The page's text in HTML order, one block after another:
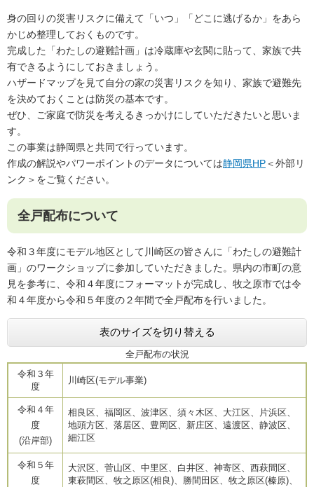
身の回りの災害リスクに備えて「いつ」「どこに逃げるか」をあら
かじめ整理しておくものです。
完成した「わたしの避難計画」は冷蔵庫や玄関に貼って、家族で共
有できるようにしておきましょう。
ハザードマップを見て自分の家の災害リスクを知り、家族で避難先
を決めておくことは防災の基本です。
ぜひ、ご家庭で防災を考えるきっかけにしていただきたいと思いま
す。
この事業は静岡県と共同で行っています。
作成の解説やパワーポイントのデータについては静岡県HP＜外部リ
ンク＞ をご覧ください。
全戸配布について
​​令和３年度にモデル地区として川崎区の皆さんに「わたしの避難計
画」のワークショップに参加していただきました。県内の市町の意
見を参考に、令和４年度にフォーマットが完成し、牧之原市では令
和４年度から令和５年度の２年間で全戸配布を行いました。
表のサイズを切り替える
全戸配布の状況
令和３年
度
川崎区(モデル事業)
令和４年
度
(沿岸部)
相良区、福岡区、波津区、須々木区、大江区、片浜区、
地頭方区、落居区、豊岡区、新庄区、遠渡区、静波区、
細江区
令和５年
度
大沢区、菅山区、中里区、白井区、神寄区、西萩間区、
東萩間区、牧之原区(相良)、勝間田区、牧之原区(榛原)、